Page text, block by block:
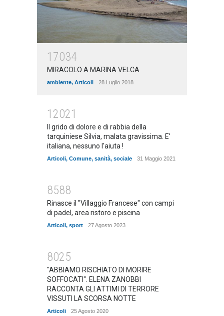
17034
MIRACOLO A MARINA VELCA
ambiente, Articoli 28 Luglio 2018
12021
Il grido di dolore e di rabbia della
tarquiniese Silvia, malata gravissima. E'
italiana, nessuno l'aiuta !
Articoli, Comune, sanità, sociale 31 Maggio 2021
8588
Rinasce il "Villaggio Francese" con campi
di padel, area ristoro e piscina
Articoli, sport 27 Agosto 2023
8025
"ABBIAMO RISCHIATO DI MORIRE
SOFFOCATI". ELENA ZANOBBI
RACCONTA GLI ATTIMI DI TERRORE
VISSUTI LA SCORSA NOTTE
Articoli 25 Agosto 2020